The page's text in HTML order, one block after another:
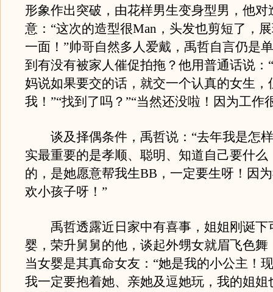
形象作出突破，由花样男生变身型男，他对
意：“这次的造型很Man，头发也剪短了，
一面！”帅哥自然多人爱戴，禹哲自言仍是
到有没有被家人催促拍拖？他用普通话说：
妈说如果要交的话，就交一个认真的女生，
我！”“找到了吗？”“当然还没啦！因为工作
谈及择偶条件，禹哲说：“去年我是怎
实最重要的是孝顺、聪明、知道自己要什么
的，是她愿意帮我生BB，一定要生呀！因
欢小孩子呀！”
禹哲透露近日家中有喜事，姐姐刚诞下
婴，荣升舅舅的他，谈起外甥女就眉飞色舞
当女婴是其真命女友：“她是我的小公主！
我一定要抱着她、亲她及逗她玩，我的姐姐